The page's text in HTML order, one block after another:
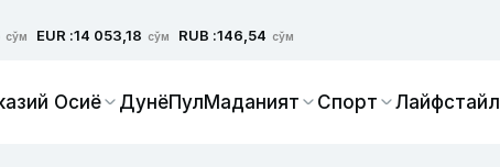
сўм EUR :14 053,18 сўм RUB :146,54 сўм
Осиё ДунёПулМаданият Спорт Лайфстайл